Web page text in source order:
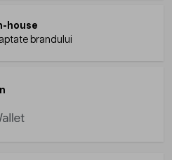
house
brandului